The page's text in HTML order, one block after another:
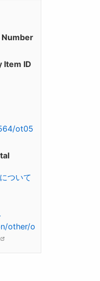
Number
Item ID
ot05
ついて
other/o